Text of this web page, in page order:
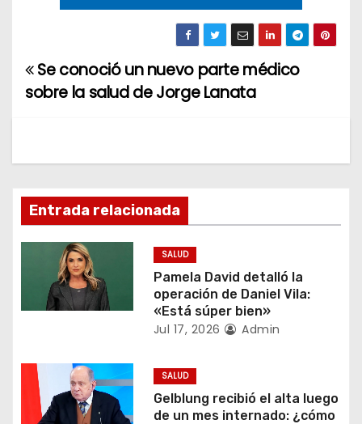
N
g
a
i
n
d
Se conoció un nuevo parte médico
sobre la salud de Jorge Lanata
Entrada relacionada
SALUD
Pamela David detalló la
operación de Daniel Vila:
«Está súper bien»
Jul 17, 2026 Admin
SALUD
Gelblung recibió el alta luego
de un mes internado: ¿cómo